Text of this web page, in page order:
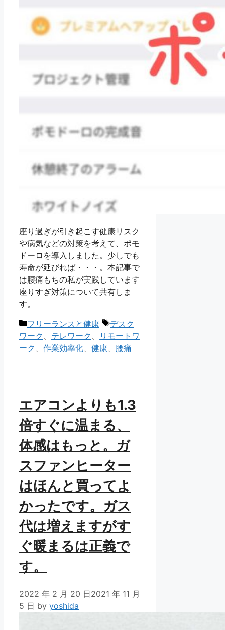
座り過ぎが引き起こす健康リスク
や病気などの対策を考えて、ポモ
ドーロを導入しました。少しでも
寿命が延びれば・・・。本記事で
は腰痛もちの私が実践しています
座りすぎ対策について共有しま
す。
カ
テ
ゴ
フリーランスと健康
タ
グ
デスク
ワーク
テレワーク
リモートワ
ーク
作業効率化 健康 腰痛
エアコンよりも1.3
倍すぐに温まる、
体感はもっと。ガ
スファンヒーター
はほんと買ってよ
かったです。ガス
代は増えますがす
ぐ暖まるは正義で
す。
2022 年 2 月 20 日2021 年 11 月
5 日 by yoshida